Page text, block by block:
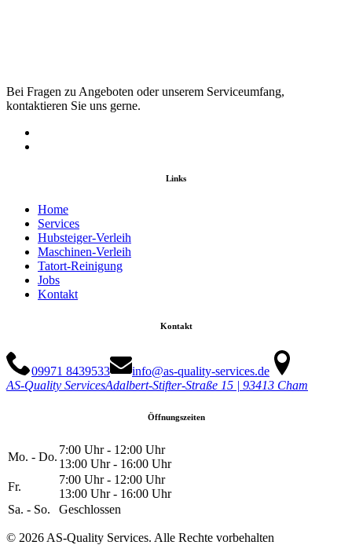
Bei Fragen zu Angeboten oder unserem Serviceumfang,
kontaktieren Sie uns gerne.
Links
Home
Services
Hubsteiger-Verleih
Maschinen-Verleih
Tatort-Reinigung
Jobs
Kontakt
Kontakt
09971 8439533
info@as-quality-services.de
AS-Quality ServicesAdalbert-Stifter-Straße 15 | 93413 Cham
Öffnungszeiten
Mo. - Do.
7:00 Uhr - 12:00 Uhr
13:00 Uhr - 16:00 Uhr
Fr.
7:00 Uhr - 12:00 Uhr
13:00 Uhr - 16:00 Uhr
Sa. - So.
Geschlossen
© 2026 AS-Quality Services. Alle Rechte vorbehalten